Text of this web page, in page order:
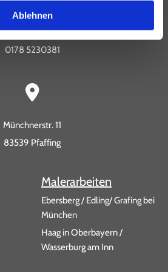
Ablehnen
08094 907526
0178 5230381
Münchnerstr. 11
83539 Pfaffing
Malerarbeiten
Ebersberg/ Edling/Grafing bei
München
Haag in Oberbayern/
Wasserburg am Inn